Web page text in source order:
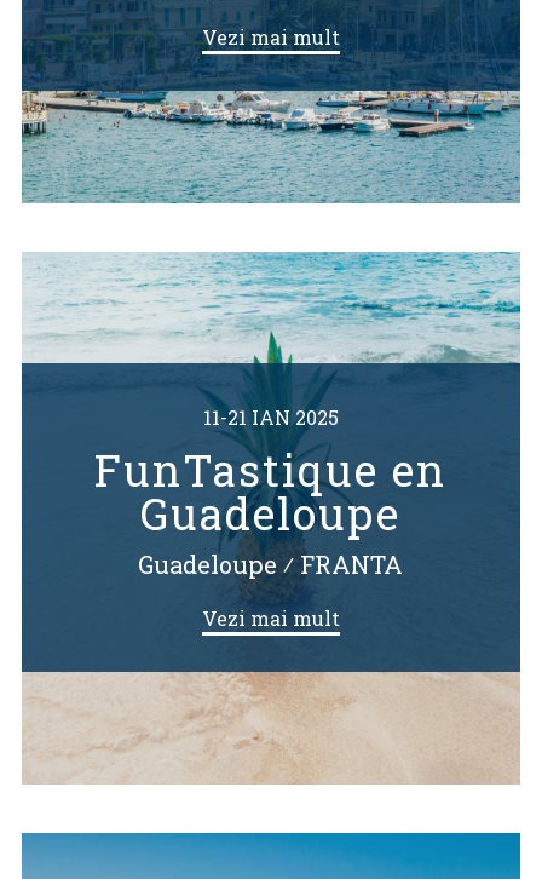
Vezi mai mult
11-21 IAN 2025
FunTastique en
Guadeloupe
Guadeloupe⁄FRANTA
Vezi mai mult